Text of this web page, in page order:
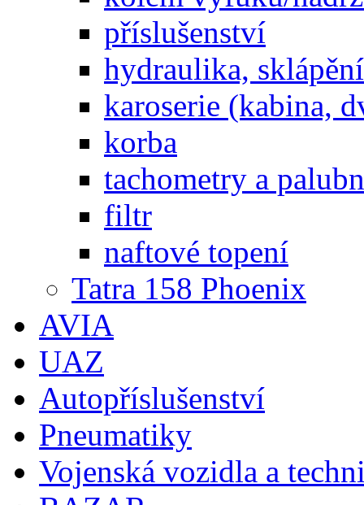
příslušenství
hydraulika, sklápění
karoserie (kabina,
korba
tachometry a
filtr
naftové topení
Tatra 158 Phoenix
AVIA
UAZ
Autopříslušenství
Pneumatiky
Vojenská vozidla a